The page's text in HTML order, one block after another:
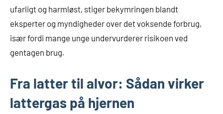
ufarligt og harmløst, stiger bekymringen blandt
eksperter og myndigheder over det voksende forbrug,
især fordi mange unge undervurderer risikoen ved
gentagen brug.
Fra latter til alvor: Sådan virker
lattergas på hjernen